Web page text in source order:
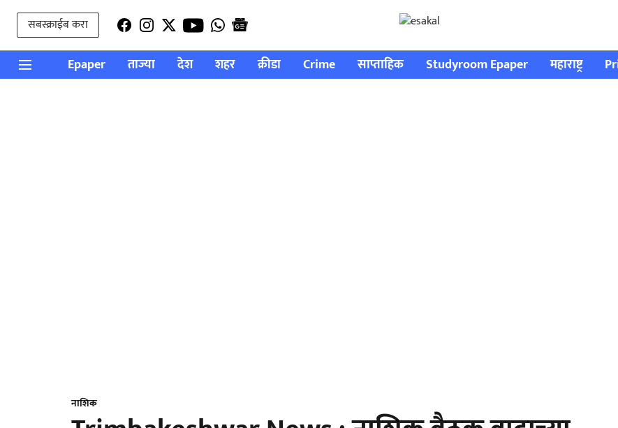
सबस्क्राईब करा
Epaper ताज्या देश शहर क्रीडा Crime साप्ताहिक Studyroom Epaper महाराष्ट्र
नाशिक